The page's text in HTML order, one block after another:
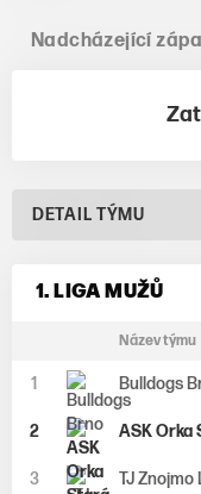
Nadcházející
DETAIL TÝMU
1. LIGA MUŽŮ
Název týmu
1 Bulldogs
2 ASK Orka
3 TJ Znojmo